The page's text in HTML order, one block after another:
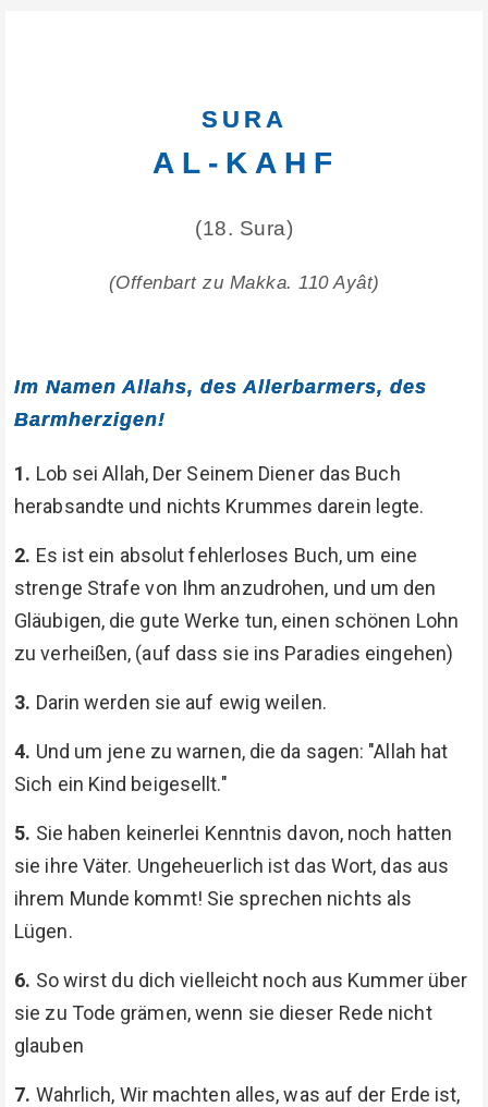
SURA
AL-KAHF
(18. Sura)
(Offenbart zu Makka. 110 Ayât)
Im Namen Allahs, des Allerbarmers, des
Barmherzigen!
1. Lob sei Allah, Der Seinem Diener das Buch
herabsandte und nichts Krummes darein legte.
2. Es ist ein absolut fehlerloses Buch, um eine
strenge Strafe von Ihm anzudrohen, und um den
Gläubigen, die gute Werke tun, einen schönen Lohn
zu verheißen, (auf dass sie ins Paradies eingehen)
3. Darin werden sie auf ewig weilen.
4. Und um jene zu warnen, die da sagen: "Allah hat
Sich ein Kind beigesellt."
5. Sie haben keinerlei Kenntnis davon, noch hatten
sie ihre Väter. Ungeheuerlich ist das Wort, das aus
ihrem Munde kommt! Sie sprechen nichts als
Lügen.
6. So wirst du dich vielleicht noch aus Kummer über
sie zu Tode grämen, wenn sie dieser Rede nicht
glauben
7. Wahrlich, Wir machten alles, was auf der Erde ist,